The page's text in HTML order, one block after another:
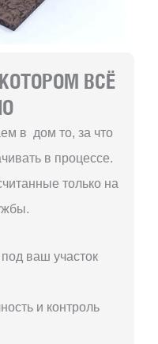
ВСЁ
в дом то, за что
в процессе.
только на
под ваш участок
и контроль